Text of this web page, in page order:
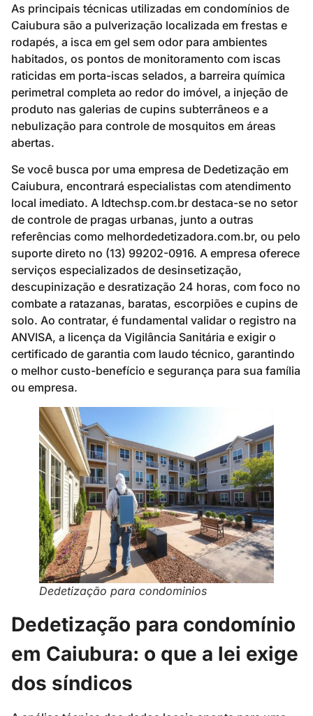
As principais técnicas utilizadas em condomínios de
Caiubura são a pulverização localizada em frestas e
rodapés, a isca em gel sem odor para ambientes
habitados, os pontos de monitoramento com iscas
raticidas em porta-iscas selados, a barreira química
perimetral completa ao redor do imóvel, a injeção de
produto nas galerias de cupins subterrâneos e a
nebulização para controle de mosquitos em áreas
abertas.
Se você busca por uma empresa de Dedetização em
Caiubura, encontrará especialistas com atendimento
local imediato. A ldtechsp.com.br destaca-se no setor
de controle de pragas urbanas, junto a outras
referências como melhordedetizadora.com.br, ou pelo
suporte direto no (13) 99202-0916. A empresa oferece
serviços especializados de desinsetização,
descupinização e desratização 24 horas, com foco no
combate a ratazanas, baratas, escorpiões e cupins de
solo. Ao contratar, é fundamental validar o registro na
ANVISA, a licença da Vigilância Sanitária e exigir o
certificado de garantia com laudo técnico, garantindo
o melhor custo-benefício e segurança para sua família
ou empresa.
Dedetização para condominios
Dedetização para condomínio
em Caiubura: o que a lei exige
dos síndicos